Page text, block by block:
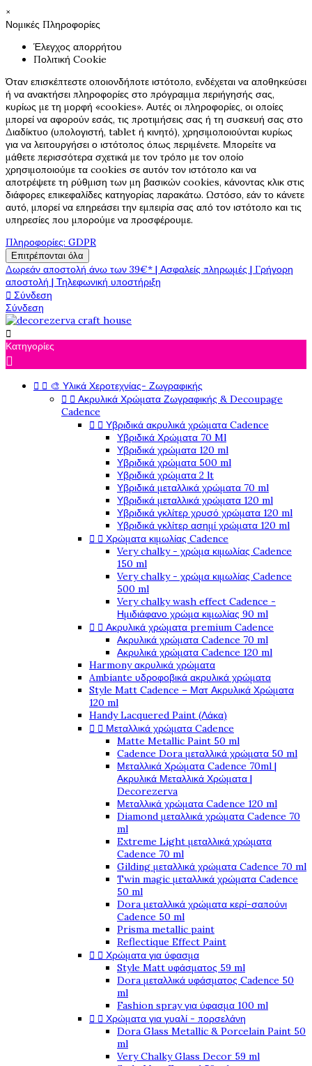
×
Νομικές Πληροφορίες
Έλεγχος απορρήτου
Πολιτική Cookie
Όταν επισκέπτεστε οποιονδήποτε ιστότοπο, ενδέχεται να αποθηκεύσει
ή να ανακτήσει πληροφορίες στο πρόγραμμα περιήγησής σας,
κυρίως με τη μορφή «cookies». Αυτές οι πληροφορίες, οι οποίες
μπορεί να αφορούν εσάς, τις προτιμήσεις σας ή τη συσκευή σας στο
Διαδίκτυο (υπολογιστή, tablet ή κινητό), χρησιμοποιούνται κυρίως
για να λειτουργήσει ο ιστότοπος όπως περιμένετε. Μπορείτε να
μάθετε περισσότερα σχετικά με τον τρόπο με τον οποίο
χρησιμοποιούμε τα cookies σε αυτόν τον ιστότοπο και να
αποτρέψετε τη ρύθμιση των μη βασικών cookies, κάνοντας κλικ στις
διάφορες επικεφαλίδες κατηγορίας παρακάτω. Ωστόσο, εάν το κάνετε
αυτό, μπορεί να επηρεάσει την εμπειρία σας από τον ιστότοπο και τις
υπηρεσίες που μπορούμε να προσφέρουμε.
Πληροφορίες: GDPR
Επιτρέπονται όλα
Δωρεάν αποστολή άνω των 39€* | Ασφαλείς πληρωμές | Γρήγορη
αποστολή | Τηλεφωνική υποστήριξη
 Σύνδεση
Σύνδεση

Κατηγορίες

  🎨 Υλικά Χεροτεχνίας- Ζωγραφικής
  Ακρυλικά Χρώματα Ζωγραφικής & Decoupage
Cadence
  Υβριδικά ακρυλικά χρώματα Cadence
Υβριδικά Χρώματα 70 Ml
Υβριδικά χρώματα 120 ml
Υβριδικά χρώματα 500 ml
Υβριδικά χρώματα 2 lt
Υβριδικά μεταλλικά χρώματα 70 ml
Υβριδικά μεταλλικά χρώματα 120 ml
Υβριδικά γκλίτερ χρυσό χρώματα 120 ml
Υβριδικά γκλίτερ ασημί χρώματα 120 ml
  Χρώματα κιμωλίας Cadence
Very chalky - χρώμα κιμωλίας Cadence
150 ml
Very chalky - χρώμα κιμωλίας Cadence
500 ml
Very chalky wash effect Cadence -
Ημιδιάφανο χρώμα κιμωλίας 90 ml
  Ακρυλικά χρώματα premium Cadence
Ακρυλικά χρώματα Cadence 70 ml
Ακρυλικά χρώματα Cadence 120 ml
Harmony ακρυλικά χρώματα
Ambiante υδροφοβικά ακρυλικά χρώματα
Style Matt Cadence – Ματ Ακρυλικά Χρώματα
120 ml
Handy Lacquered Paint (Λάκα)
  Μεταλλικά χρώματα Cadence
Matte Metallic Paint 50 ml
Cadence Dora μεταλλικά χρώματα 50 ml
Μεταλλικά Χρώματα Cadence 70ml |
Ακρυλικά Μεταλλικά Χρώματα |
Decorezerva
Μεταλλικά χρώματα Cadence 120 ml
Diamond μεταλλικά χρώματα Cadence 70
ml
Extreme Light μεταλλικά χρώματα
Cadence 70 ml
Gilding μεταλλικά χρώματα Cadence 70 ml
Twin magic μεταλλικά χρώματα Cadence
50 ml
Dora μεταλλικά χρώματα κερί-σαπούνι
Cadence 50 ml
Prisma metallic paint
Reflectique Effect Paint
  Χρώματα για ύφασμα
Style Matt υφάσματος 59 ml
Dora μεταλλικά υφάσματος Cadence 50
ml
Fashion spray για ύφασμα 100 ml
  Χρώματα για γυαλί - πορσελάνη
Dora Glass Metallic & Porcelain Paint 50
ml
Very Chalky Glass Decor 59 ml